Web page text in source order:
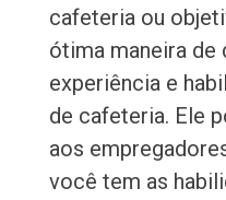
cafeteria ou
ótima maneira de
experiência e
de cafeteria. Ele
aos
você tem as